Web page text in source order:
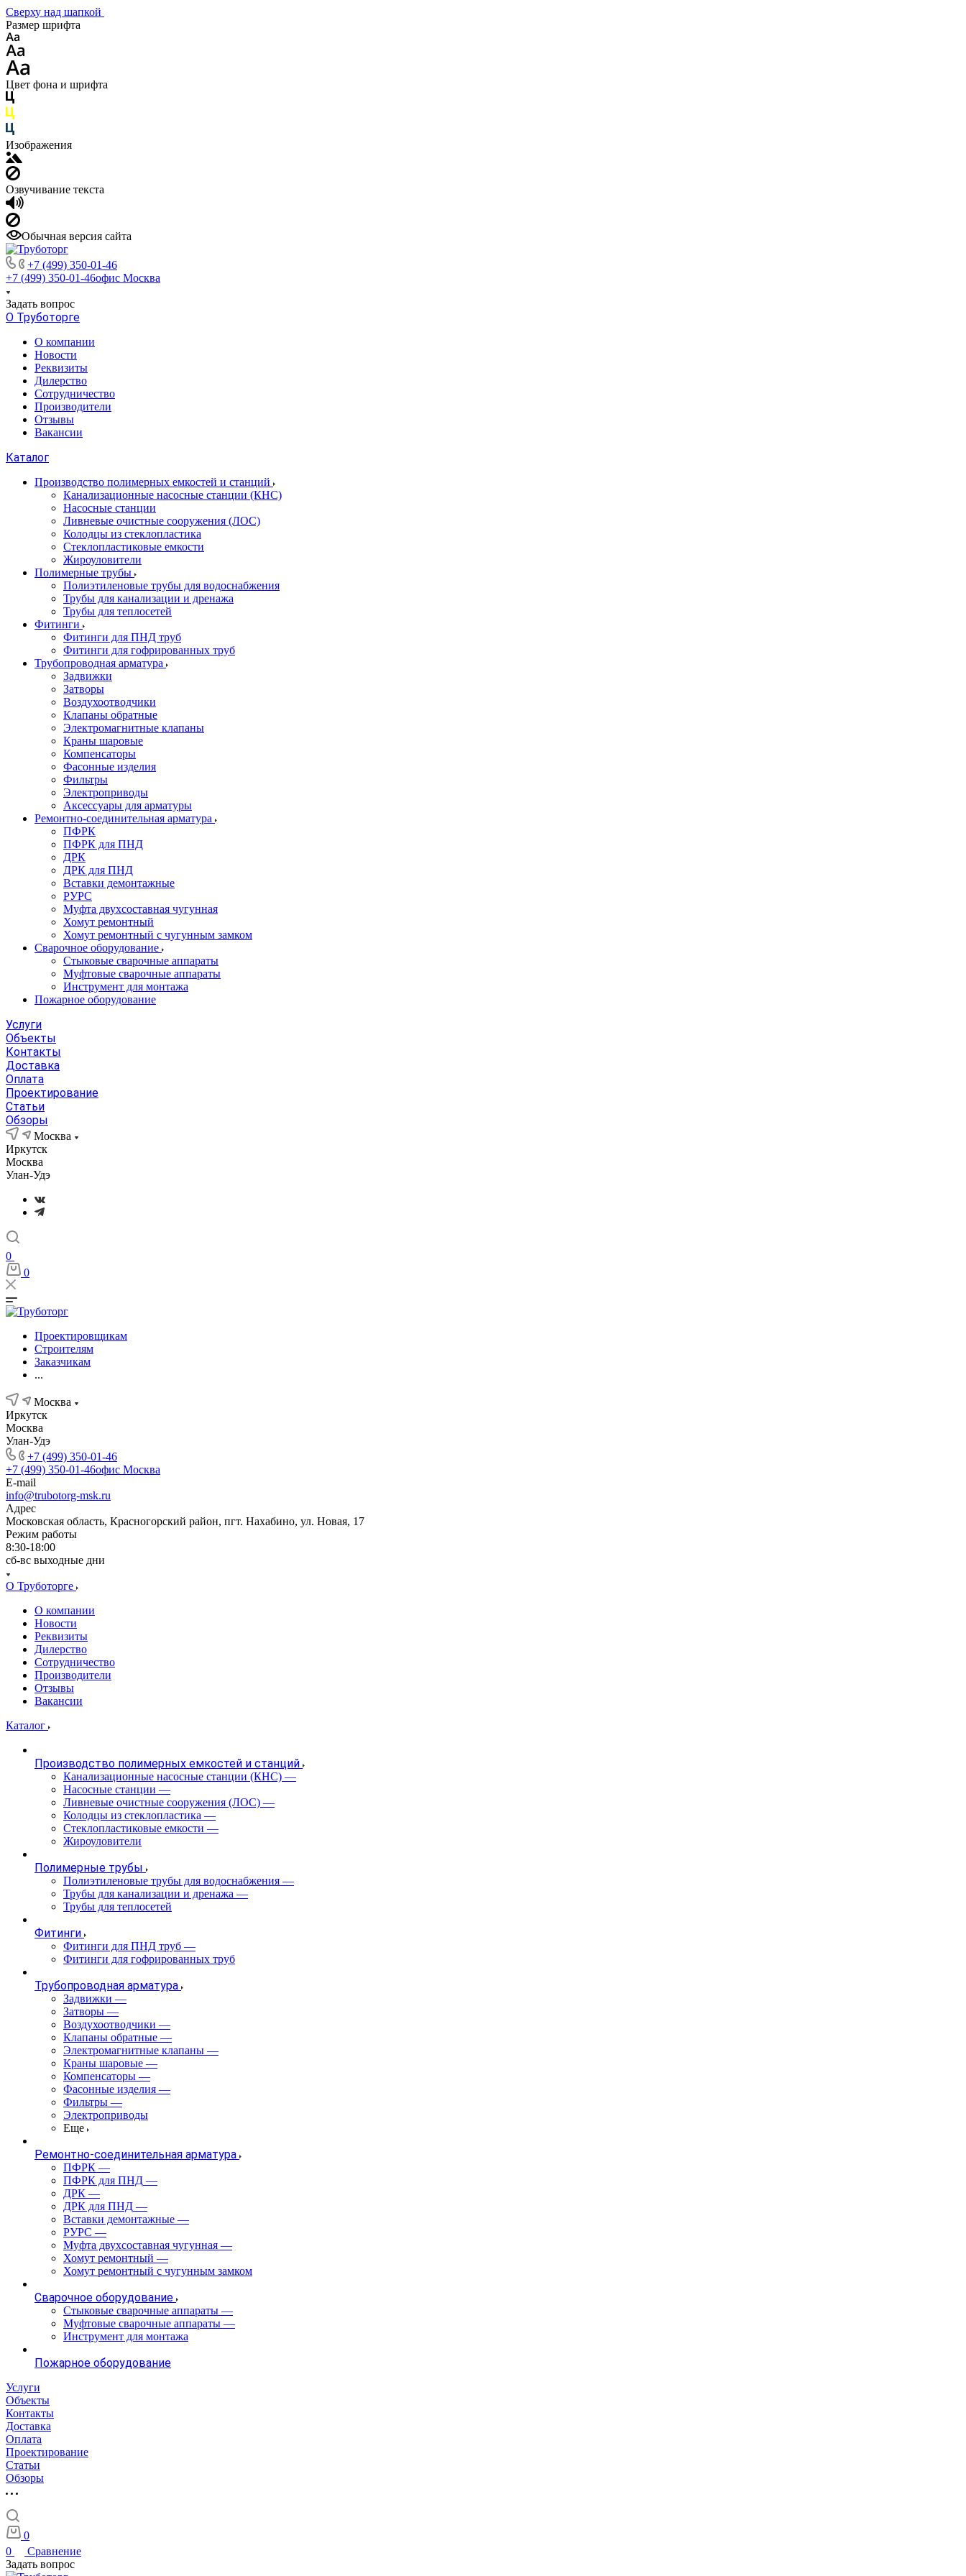
Сверху над шапкой
Размер шрифта
Цвет фона и шрифта
Изображения
Озвучивание текста
Обычная версия сайта
+7 (499) 350-01-46
+7 (499) 350-01-46офис Москва
Задать вопрос
О Труботорге
О компании
Новости
Реквизиты
Дилерство
Сотрудничество
Производители
Отзывы
Вакансии
Каталог
Производство полимерных емкостей и станций
Канализационные насосные станции (КНС)
Насосные станции
Ливневые очистные сооружения (ЛОС)
Колодцы из стеклопластика
Стеклопластиковые емкости
Жироуловители
Полимерные трубы
Полиэтиленовые трубы для водоснабжения
Трубы для канализации и дренажа
Трубы для теплосетей
Фитинги
Фитинги для ПНД труб
Фитинги для гофрированных труб
Трубопроводная арматура
Задвижки
Затворы
Воздухоотводчики
Клапаны обратные
Электромагнитные клапаны
Краны шаровые
Компенсаторы
Фасонные изделия
Фильтры
Электроприводы
Аксессуары для арматуры
Ремонтно-соединительная арматура
ПФРК
ПФРК для ПНД
ДРК
ДРК для ПНД
Вставки демонтажные
РУРС
Муфта двухсоставная чугунная
Хомут ремонтный
Хомут ремонтный с чугунным замком
Сварочное оборудование
Стыковые сварочные аппараты
Муфтовые сварочные аппараты
Инструмент для монтажа
Пожарное оборудование
Услуги
Объекты
Контакты
Доставка
Оплата
Проектирование
Статьи
Обзоры
Москва
Иркутск
Москва
Улан-Удэ
0
0
Проектировщикам
Строителям
Заказчикам
...
Москва
Иркутск
Москва
Улан-Удэ
+7 (499) 350-01-46
+7 (499) 350-01-46офис Москва
E-mail
info@trubotorg-msk.ru
Адрес
Московская область, Красногорский район, пгт. Нахабино, ул. Новая, 17
Режим работы
8:30-18:00
сб-вс выходные дни
О Труботорге
О компании
Новости
Реквизиты
Дилерство
Сотрудничество
Производители
Отзывы
Вакансии
Каталог
Производство полимерных емкостей и станций
Канализационные насосные станции (КНС) —
Насосные станции —
Ливневые очистные сооружения (ЛОС) —
Колодцы из стеклопластика —
Стеклопластиковые емкости —
Жироуловители
Полимерные трубы
Полиэтиленовые трубы для водоснабжения —
Трубы для канализации и дренажа —
Трубы для теплосетей
Фитинги
Фитинги для ПНД труб —
Фитинги для гофрированных труб
Трубопроводная арматура
Задвижки —
Затворы —
Воздухоотводчики —
Клапаны обратные —
Электромагнитные клапаны —
Краны шаровые —
Компенсаторы —
Фасонные изделия —
Фильтры —
Электроприводы
Еще
Ремонтно-соединительная арматура
ПФРК —
ПФРК для ПНД —
ДРК —
ДРК для ПНД —
Вставки демонтажные —
РУРС —
Муфта двухсоставная чугунная —
Хомут ремонтный —
Хомут ремонтный с чугунным замком
Сварочное оборудование
Стыковые сварочные аппараты —
Муфтовые сварочные аппараты —
Инструмент для монтажа
Пожарное оборудование
Услуги
Объекты
Контакты
Доставка
Оплата
Проектирование
Статьи
Обзоры
0
0
Сравнение
Задать вопрос